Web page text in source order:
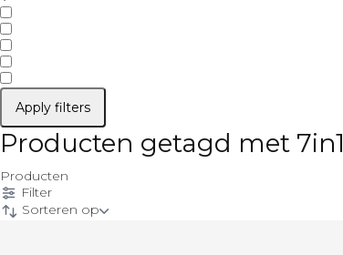
Apply filters
Producten getagd met 7in1
Producten
Filter
Sorteren op